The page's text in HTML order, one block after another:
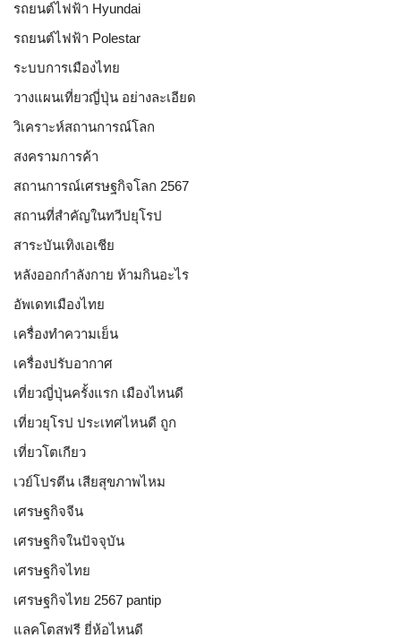
รถยนต์ไฟฟ้า Hyundai
รถยนต์ไฟฟ้า Polestar
ระบบการเมืองไทย
วางแผนเที่ยวญี่ปุ่น อย่างละเอียด
วิเคราะห์สถานการณ์โลก
สงครามการค้า
สถานการณ์เศรษฐกิจโลก 2567
สถานที่สำคัญในทวีปยุโรป
สาระบันเทิงเอเชีย
หลังออกกําลังกาย ห้ามกินอะไร
อัพเดทเมืองไทย
เครื่องทำความเย็น
เครื่องปรับอากาศ
เที่ยวญี่ปุ่นครั้งแรก เมืองไหนดี
เที่ยวยุโรป ประเทศไหนดี ถูก
เที่ยวโตเกียว
เวย์โปรตีน เสียสุขภาพไหม
เศรษฐกิจจีน
เศรษฐกิจในปัจจุบัน
เศรษฐกิจไทย
เศรษฐกิจไทย 2567 pantip
แลคโตสฟรี ยี่ห้อไหนดี